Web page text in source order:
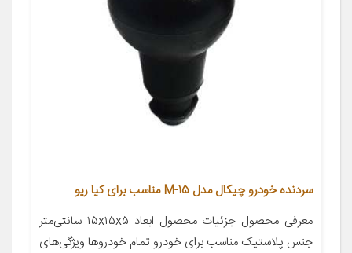
سردنده خودرو چیکال مدل M-15 مناسب برای کیا ریو
معرفی محصول جزئیات محصول ابعاد ۱۵x۱۵x۵ سانتی‌متر
جنس پلاستیک مناسب برای خودرو تمام خودروها ویژگی‌های